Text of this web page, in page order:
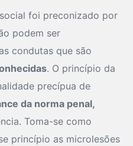
foi preconizado por
podem ser
condutas que são
. O princípio da
precípua de
da norma penal,
Toma-se como
princípio as microlesões